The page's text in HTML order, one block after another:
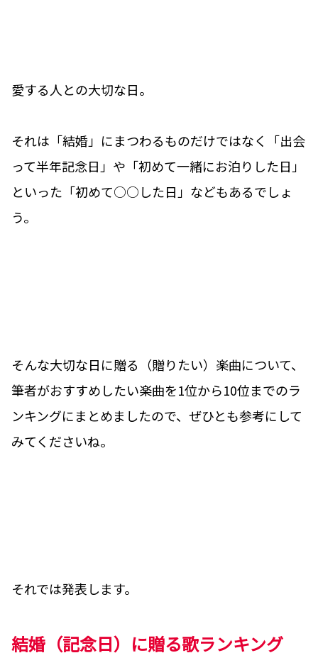
愛する人との大切な日。
それは「結婚」にまつわるものだけではなく「出会
って半年記念日」や「初めて一緒にお泊りした日」
といった「初めて○○した日」などもあるでしょ
う。
そんな大切な日に贈る（贈りたい）楽曲について、
筆者がおすすめしたい楽曲を1位から10位までのラ
ンキングにまとめましたので、ぜひとも参考にして
みてくださいね。
それでは発表します。
結婚（記念日）に贈る歌ランキング